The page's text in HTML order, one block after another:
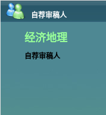
自荐审稿人
经济地理
自荐审稿人